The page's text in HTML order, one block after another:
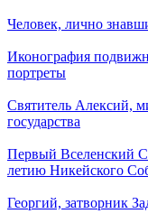
Человек, лично
Иконография
портреты
Святитель Алексий,
государства
Первый Вселенский
летию Никейского
Георгий, затворник